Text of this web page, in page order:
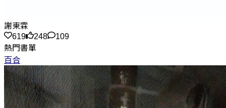
謝東霖
619
248
109
熱門書單
百合